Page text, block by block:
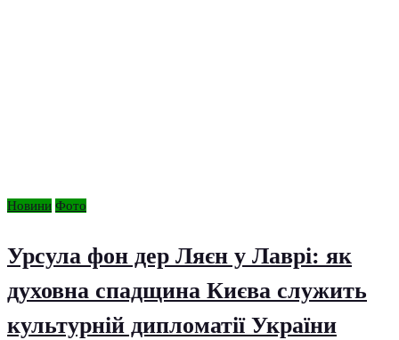
Новини Фото
Урсула фон дер Ляєн у Лаврі: як
духовна спадщина Києва служить
культурній дипломатії України